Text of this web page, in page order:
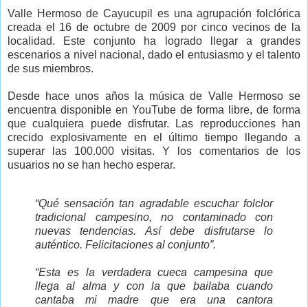
Valle Hermoso de Cayucupil es una agrupación folclórica
creada el 16 de octubre de 2009 por cinco vecinos de la
localidad. Este conjunto ha logrado llegar a grandes
escenarios a nivel nacional, dado el entusiasmo y el talento
de sus miembros.
Desde hace unos años la música de Valle Hermoso se
encuentra disponible en YouTube de forma libre, de forma
que cualquiera puede disfrutar. Las reproducciones han
crecido explosivamente en el último tiempo llegando a
superar las 100.000 visitas. Y los comentarios de los
usuarios no se han hecho esperar.
“Qué sensación tan agradable escuchar folclor
tradicional campesino, no contaminado con
nuevas tendencias. Así debe disfrutarse lo
auténtico. Felicitaciones al conjunto”.
“Esta es la verdadera cueca campesina que
llega al alma y con la que bailaba cuando
cantaba mi madre que era una cantora